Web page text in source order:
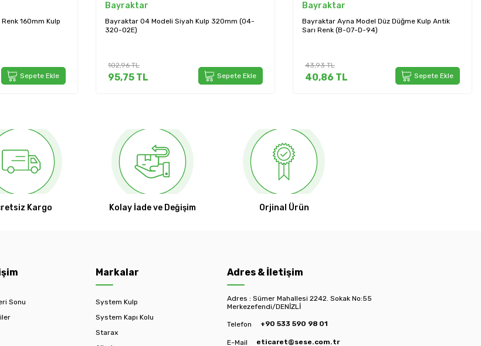
320mm (04-
Sepete Ekle
Bayraktar
Bayraktar Ayna Model Düz Düğme Kulp Antik
Sarı Renk (B-07-D-94)
43,93TL
40,86 TL Sepete Ekle
Bayraktar
Bayraktar 04 Modeli Siyah Kulp 160mm (04-
160-02E)
54,72TL
50,89TL Sepete Ekle
Kargo Kolay İade ve Değişim Orjinal Ürün
Sonu
Markalar
System Kulp
System Kapı Kolu
Starax
Adres & İletişim
Adres : Sümer Mahallesi 2242. Sokak No:55
Merkezefendi/DENİZLİ
Telefon +90 533 590 98 01
E-Mail eticaret@sese.com.tr